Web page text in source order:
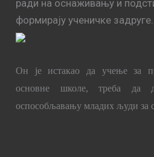
ради на оснаживању и
формирају ученичке задруге.
Он је истакао да учење за
основне школе, треба да
оспособљавању младих људи за